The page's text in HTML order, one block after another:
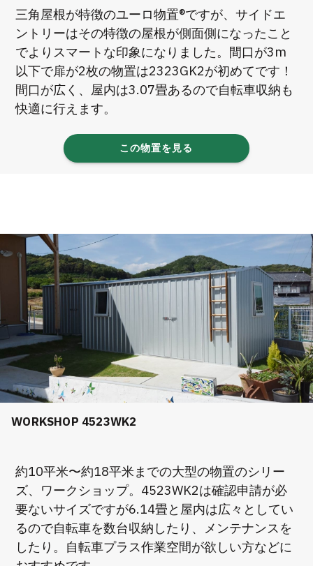
三角屋根が特徴のユーロ物置®ですが、サイドエ
ントリーはその特徴の屋根が側面側になったこと
でよりスマートな印象になりました。間口が3m
以下で扉が2枚の物置は2323GK2が初めてです！
間口が広く、屋内は3.07畳あるので自転車収納も
快適に行えます。
この物置を見る
WORKSHOP 4523WK2
約10平米〜約18平米までの大型の物置のシリー
ズ、ワークショップ。4523WK2は確認申請が必
要ないサイズですが6.14畳と屋内は広々としてい
るので自転車を数台収納したり、メンテナンスを
したり。自転車プラス作業空間が欲しい方などに